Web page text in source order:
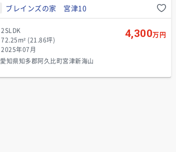
ブレインズの家 宮津10
2SLDK
72.25m² (21.86坪)
2025年07月
愛知県知多郡阿久比町宮津新海山
4,300万円